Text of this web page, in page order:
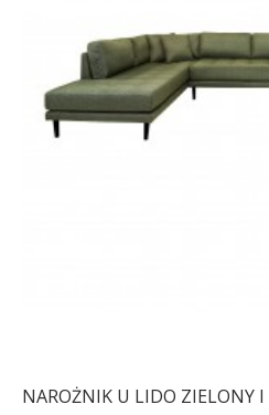
NAROŻNIK U LIDO ZIELONY I